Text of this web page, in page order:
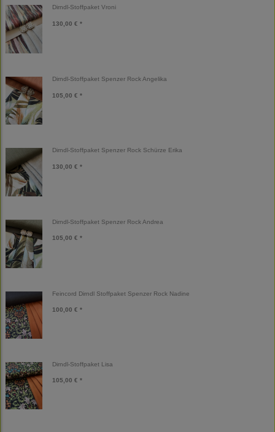
Dirndl-Stoffpaket Vroni
130,00 € *
Dirndl-Stoffpaket Spenzer Rock Angelika
105,00 € *
Dirndl-Stoffpaket Spenzer Rock Schürze Erika
130,00 € *
Dirndl-Stoffpaket Spenzer Rock Andrea
105,00 € *
Feincord Dirndl Stoffpaket Spenzer Rock Nadine
100,00 € *
Dirndl-Stoffpaket Lisa
105,00 € *